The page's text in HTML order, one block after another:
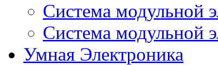
Система модульной
Система модульной
Умная Электроника